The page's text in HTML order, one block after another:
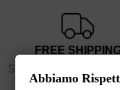
FREE
Spedizione gratuita
89€
Abbiamo